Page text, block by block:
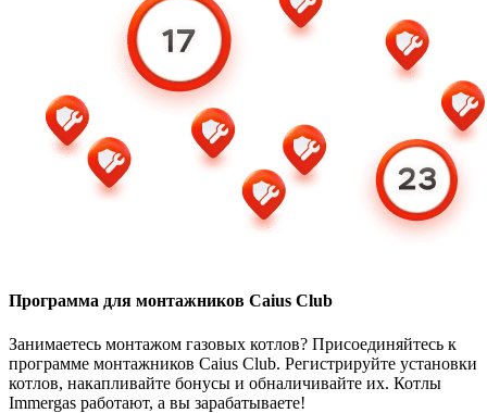
Программа для монтажников Caius Club
Занимаетесь монтажом газовых котлов? Присоединяйтесь к
программе монтажников Caius Club. Регистрируйте установки
котлов, накапливайте бонусы и обналичивайте их. Котлы
Immergas работают, а вы зарабатываете!